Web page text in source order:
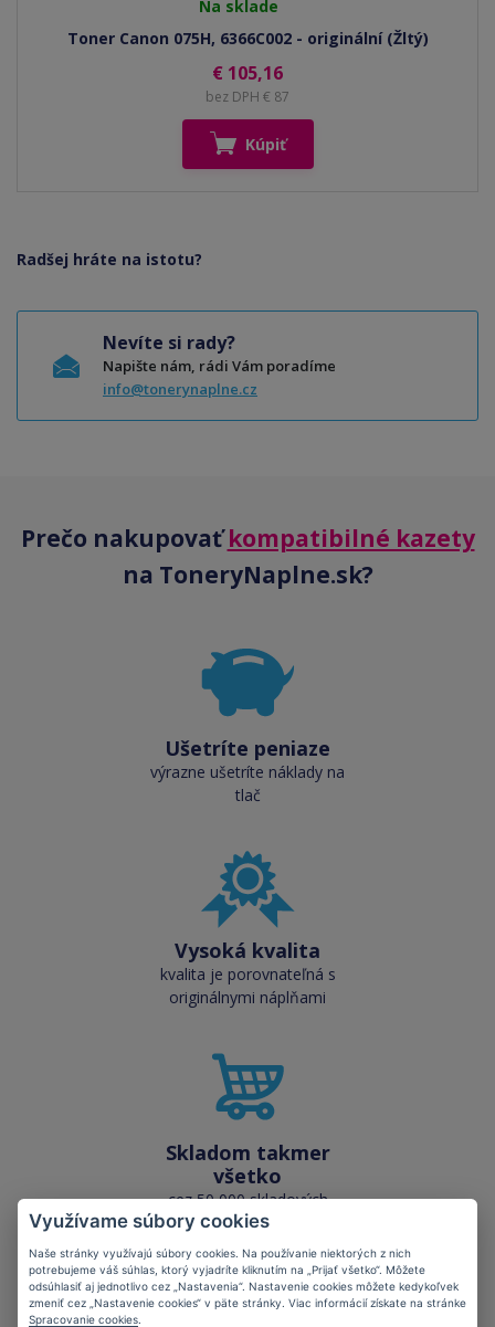
Na sklade
Toner Canon 075H, 6366C002 - originální (Žltý)
€ 105,16
bez DPH € 87
Kúpiť
Radšej hráte na istotu?
Nevíte si rady?
Napište nám, rádi Vám poradíme
info@tonerynaplne.cz
Prečo nakupovaťkompatibilné kazety
na ToneryNaplne.sk?
Ušetríte peniaze
výrazne ušetríte náklady na
tlač
Vysoká kvalita
kvalita je porovnateľná s
originálnymi náplňami
Skladom takmer
všetko
cez 50 000 skladových
zásob pre okamžitý odber
Využívame súbory cookies
Naše stránky využívajú súbory cookies. Na používanie niektorých z nich
potrebujeme váš súhlas, ktorý vyjadríte kliknutím na „Prijať všetko“. Môžete
odsúhlasiť aj jednotlivo cez „Nastavenia“. Nastavenie cookies môžete kedykoľvek
zmeniť cez „Nastavenie cookies“ v päte stránky. Viac informácií získate na stránke
Spracovanie cookies